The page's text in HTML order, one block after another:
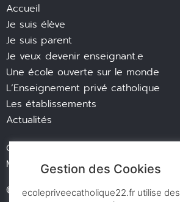
Accueil
Je suis élève
Je suis parent
Je veux devenir enseignant.e
Une école ouverte sur le monde
L’Enseignement privé catholique
Les établissements
Actualités
Contact
Mentions légales
© des ronds dans l’eau
Gestion des Cookies
ecolepriveecatholique22.fr utilise des